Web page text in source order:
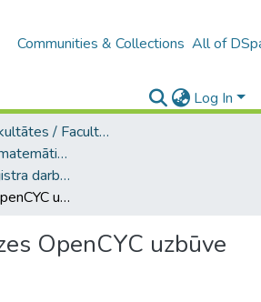
Communities & Collections All of
Log In
B4 – LU fakultātes / Faculties of the UL
B --- Bij. Fizikas, matemātikas un optometrijas fakultātes studentu noslēguma darbi / Faculty of Physics, Mathematics and Optometry - Graduate works
Bakalaura un maģistra darbi (FMOF) / Bachelor's and Master's theses
Zināšanu bāzes OpenCYC uzbūve un lietojumi
OpenCYC uzbūve